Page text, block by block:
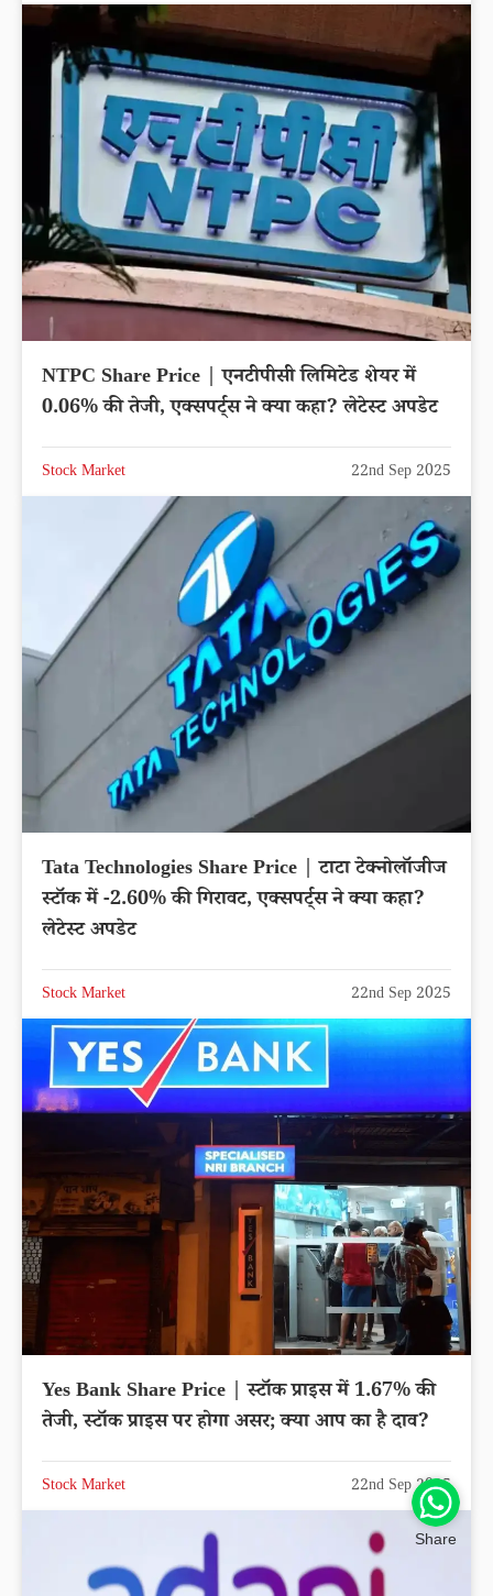
NTPC Share Price | एनटीपीसी लिमिटेड शेयर में
0.06% की तेजी, एक्सपर्ट्स ने क्या कहा? लेटेस्ट अपडेट
Stock Market 22nd Sep 2025
Tata Technologies Share Price | टाटा टेक्नोलॉजीज
स्टॉक में -2.60% की गिरावट, एक्सपर्ट्स ने क्या कहा?
लेटेस्ट अपडेट
Stock Market 22nd Sep 2025
Yes Bank Share Price | स्टॉक प्राइस में 1.67% की
तेजी, स्टॉक प्राइस पर होगा असर; क्या आप का है दाव?
Stock Market 22nd Sep 2025
Share